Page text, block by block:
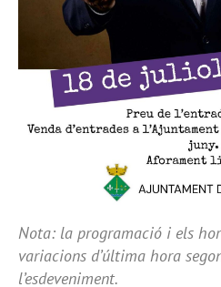
Nota: la programació i els
variacions d’última hora
l’esdeveniment.